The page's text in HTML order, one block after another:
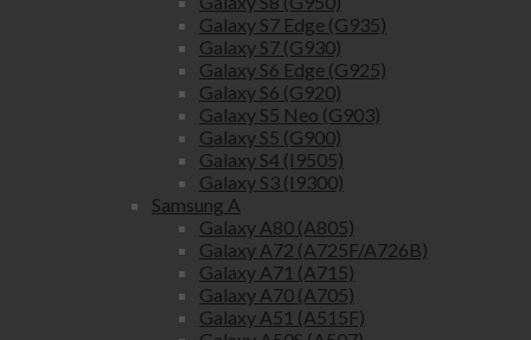
Galaxy S7 Edge (G935)
Galaxy S7 (G930)
Galaxy S6 Edge (G925)
Galaxy S6 (G920)
Galaxy S5 Neo (G903)
Galaxy S5 (G900)
Galaxy S4 (I9505)
Galaxy S3 (I9300)
Samsung A
Galaxy A80 (A805)
Galaxy A72 (A725F/A726B)
Galaxy A71 (A715)
Galaxy A70 (A705)
Galaxy A51 (A515F)